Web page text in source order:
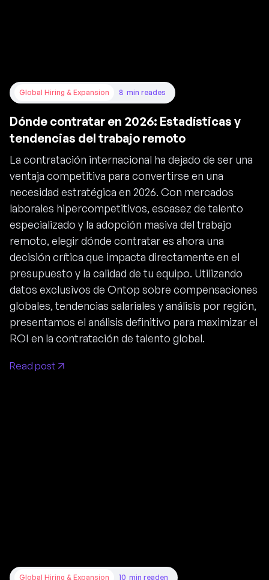
Global Hiring & Expansion 8 min reades
Dónde contratar en 2026: Estadísticas y
tendencias del trabajo remoto
La contratación internacional ha dejado de ser una
ventaja competitiva para convertirse en una
necesidad estratégica en 2026. Con mercados
laborales hipercompetitivos, escasez de talento
especializado y la adopción masiva del trabajo
remoto, elegir dónde contratar es ahora una
decisión crítica que impacta directamente en el
presupuesto y la calidad de tu equipo. Utilizando
datos exclusivos de Ontop sobre compensaciones
globales, tendencias salariales y análisis por región,
presentamos el análisis definitivo para maximizar el
ROI en la contratación de talento global.
Read post
Global Hiring & Expansion 10 min readen